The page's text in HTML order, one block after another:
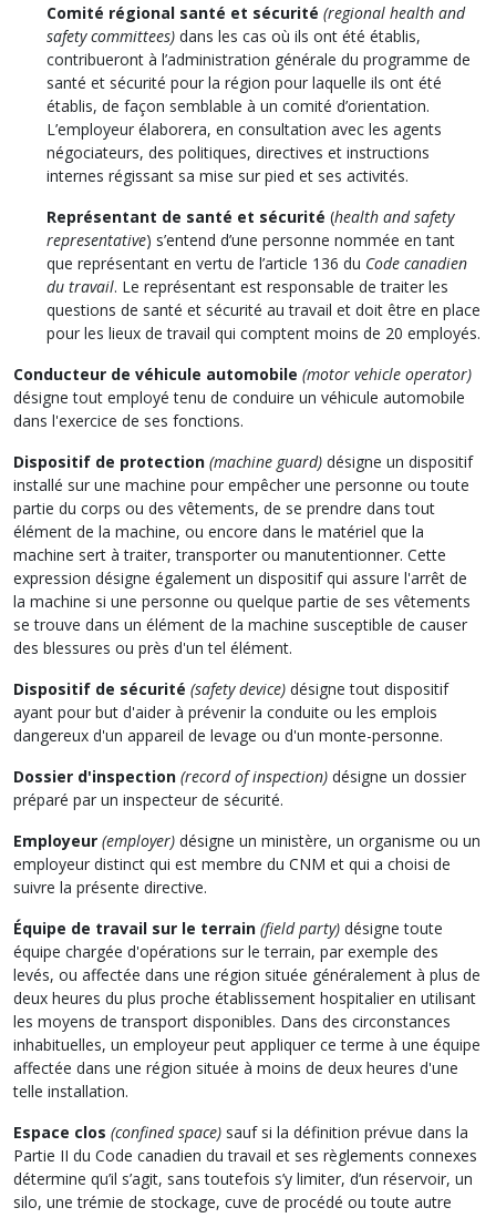
Comité régional santé et sécurité (regional health and
safety committees) dans les cas où ils ont été établis,
contribueront à l’administration générale du programme de
santé et sécurité pour la région pour laquelle ils ont été
établis, de façon semblable à un comité d’orientation.
L’employeur élaborera, en consultation avec les agents
négociateurs, des politiques, directives et instructions
internes régissant sa mise sur pied et ses activités.
Représentant de santé et sécurité (health and safety
representative) s’entend d’une personne nommée en tant
que représentant en vertu de l’article 136 du Code canadien
du travail. Le représentant est responsable de traiter les
questions de santé et sécurité au travail et doit être en place
pour les lieux de travail qui comptent moins de 20 employés.
Conducteur de véhicule automobile (motor vehicle operator)
désigne tout employé tenu de conduire un véhicule automobile
dans l'exercice de ses fonctions.
Dispositif de protection (machine guard) désigne un dispositif
installé sur une machine pour empêcher une personne ou toute
partie du corps ou des vêtements, de se prendre dans tout
élément de la machine, ou encore dans le matériel que la
machine sert à traiter, transporter ou manutentionner. Cette
expression désigne également un dispositif qui assure l'arrêt de
la machine si une personne ou quelque partie de ses vêtements
se trouve dans un élément de la machine susceptible de causer
des blessures ou près d'un tel élément.
Dispositif de sécurité (safety device) désigne tout dispositif
ayant pour but d'aider à prévenir la conduite ou les emplois
dangereux d'un appareil de levage ou d'un monte-personne.
Dossier d'inspection (record of inspection) désigne un dossier
préparé par un inspecteur de sécurité.
Employeur (employer) désigne un ministère, un organisme ou un
employeur distinct qui est membre du CNM et qui a choisi de
suivre la présente directive.
Équipe de travail sur le terrain (field party) désigne toute
équipe chargée d'opérations sur le terrain, par exemple des
levés, ou affectée dans une région située généralement à plus de
deux heures du plus proche établissement hospitalier en utilisant
les moyens de transport disponibles. Dans des circonstances
inhabituelles, un employeur peut appliquer ce terme à une équipe
affectée dans une région située à moins de deux heures d'une
telle installation.
Espace clos (confined space) sauf si la définition prévue dans la
Partie II du Code canadien du travail et ses règlements connexes
détermine qu’il s’agit, sans toutefois s’y limiter, d’un réservoir, un
silo, une trémie de stockage, cuve de procédé ou toute autre